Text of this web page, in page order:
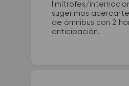
limítrofes/
sugerimos
de ómnibus con 2
anticipación.